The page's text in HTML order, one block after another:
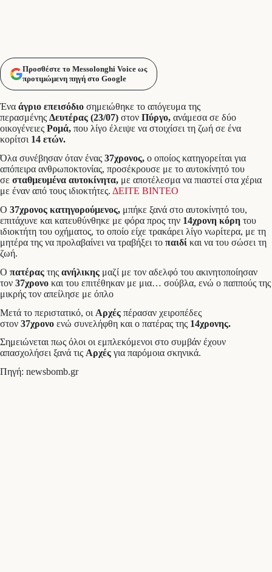
Προσθέστε το Messolonghi Voice ως
προτιμώμενη πηγή στο Google
Ένα άγριο επεισόδιο σημειώθηκε το απόγευμα της
περασμένης Δευτέρας (23/07) στον Πύργο, ανάμεσα σε δύο
οικογένειες Ρομά, που λίγο έλειψε να στοιχίσει τη ζωή σε ένα
κορίτσι 14 ετών.
Όλα συνέβησαν όταν ένας 37χρονος, ο οποίος κατηγορείται για
απόπειρα ανθρωποκτονίας, προσέκρουσε με το αυτοκίνητό του
σε σταθμευμένα αυτοκίνητα, με αποτέλεσμα να πιαστεί στα χέρια
με έναν από τους ιδιοκτήτες. ΔΕΙΤΕ ΒΙΝΤΕΟ
Ο 37χρονος κατηγορούμενος, μπήκε ξανά στο αυτοκίνητό του,
επιτάχυνε και κατευθύνθηκε με φόρα προς την 14χρονη κόρη του
ιδιοκτήτη του οχήματος, το οποίο είχε τρακάρει λίγο νωρίτερα, με τη
μητέρα της να προλαβαίνει να τραβήξει το παιδί και να του σώσει τη
ζωή.
Ο πατέρας της ανήλικης μαζί με τον αδελφό του ακινητοποίησαν
τον 37χρονο και του επιτέθηκαν με μια… σούβλα, ενώ ο παππούς της
μικρής τον απείλησε με όπλο
Μετά το περιστατικό, οι Αρχές πέρασαν χειροπέδες
στον 37χρονο ενώ συνελήφθη και ο πατέρας της 14χρονης.
Σημειώνεται πως όλοι οι εμπλεκόμενοι στο συμβάν έχουν
απασχολήσει ξανά τις Αρχές για παρόμοια σκηνικά.
Πηγή: newsbomb.gr